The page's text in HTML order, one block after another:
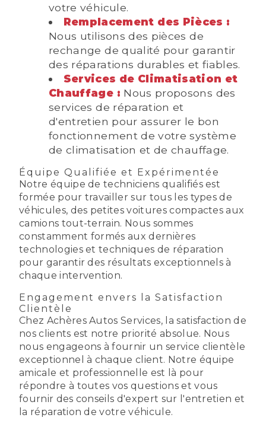
votre véhicule.
Remplacement des Pièces :
Nous utilisons des pièces de
rechange de qualité pour garantir
des réparations durables et fiables.
Services de Climatisation et
Chauffage : Nous proposons des
services de réparation et
d'entretien pour assurer le bon
fonctionnement de votre système
de climatisation et de chauffage.
Équipe Qualifiée et Expérimentée
Notre équipe de techniciens qualifiés est
formée pour travailler sur tous les types de
véhicules, des petites voitures compactes aux
camions tout-terrain. Nous sommes
constamment formés aux dernières
technologies et techniques de réparation
pour garantir des résultats exceptionnels à
chaque intervention.
Engagement envers la Satisfaction
Clientèle
Chez Achères Autos Services, la satisfaction de
nos clients est notre priorité absolue. Nous
nous engageons à fournir un service clientèle
exceptionnel à chaque client. Notre équipe
amicale et professionnelle est là pour
répondre à toutes vos questions et vous
fournir des conseils d'expert sur l'entretien et
la réparation de votre véhicule.